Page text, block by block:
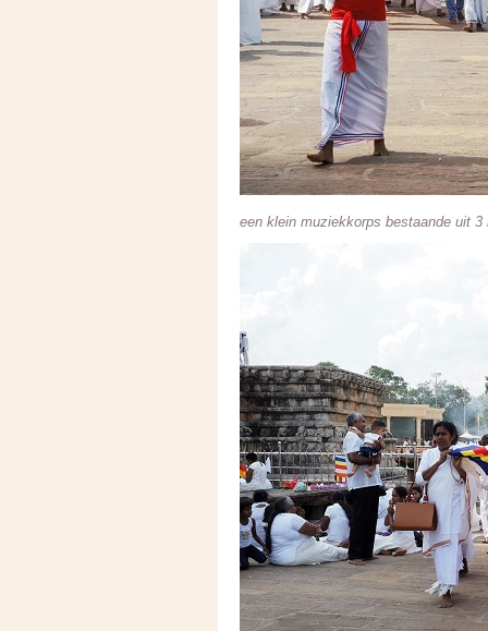
een klein muziekkorps bestaande uit